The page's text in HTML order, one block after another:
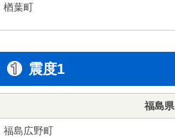
楢葉町
震度1
福島県
福島広野町